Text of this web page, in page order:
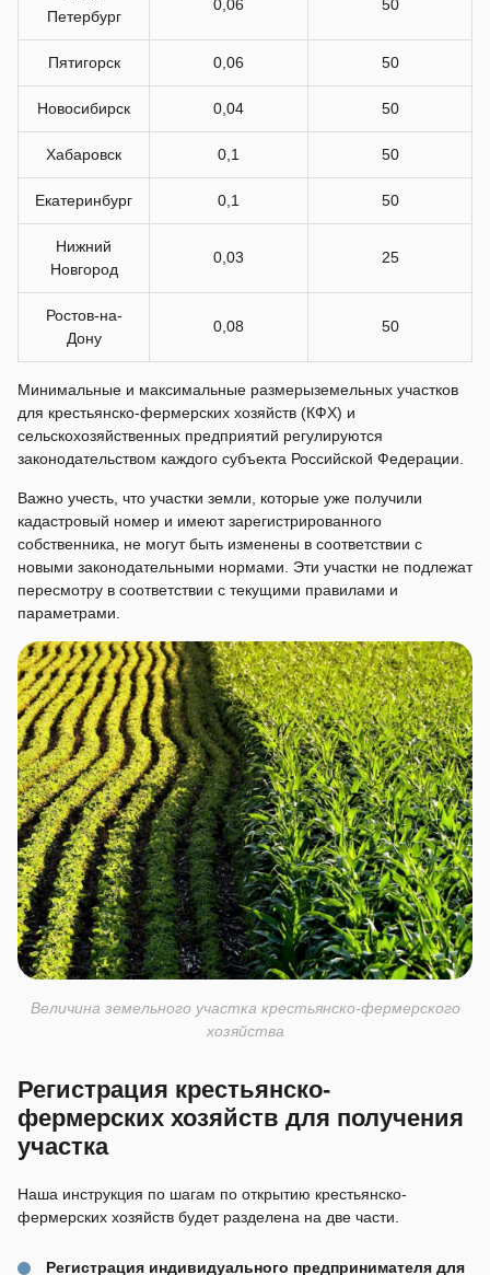
Петербург
0,06 50
Пятигорск 0,06 50
Новосибирск 0,04 50
Хабаровск 0,1 50
Екатеринбург 0,1 50
Нижний
Новгород
0,03 25
Ростов-на-
Дону
0,08 50
Минимальные и максимальные размерыземельных участков
для крестьянско-фермерских хозяйств (КФХ) и
сельскохозяйственных предприятий регулируются
законодательством каждого субъекта Российской Федерации.
Важно учесть, что участки земли, которые уже получили
кадастровый номер и имеют зарегистрированного
собственника, не могут быть изменены в соответствии с
новыми законодательными нормами. Эти участки не подлежат
пересмотру в соответствии с текущими правилами и
параметрами.
Величина земельного участка крестьянско-фермерского
хозяйства
Регистрация крестьянско-
фермерских хозяйств для получения
участка
Наша инструкция по шагам по открытию крестьянско-
фермерских хозяйств будет разделена на две части.
Регистрация индивидуального предпринимателя для